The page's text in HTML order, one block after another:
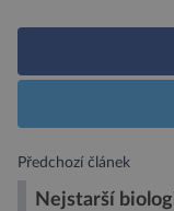
Předchozí článek
Nejstarší